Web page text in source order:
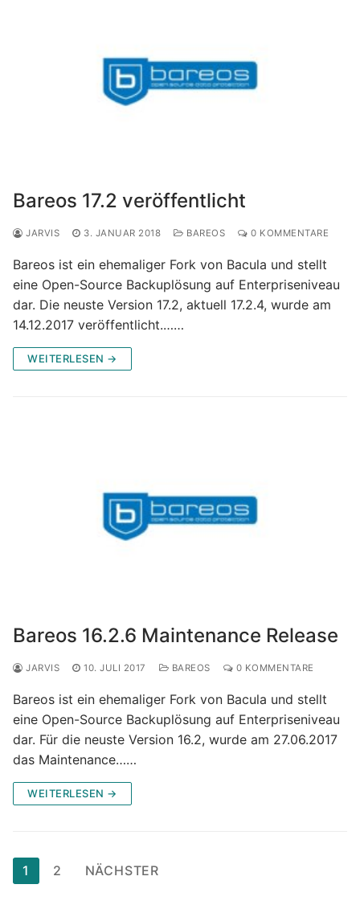
Bareos 17.2 veröffentlicht
JARVIS 3. JANUAR 2018 BAREOS 0 KOMMENTARE
Bareos ist ein ehemaliger Fork von Bacula und stellt
eine Open-Source Backuplösung auf Enterpriseniveau
dar. Die neuste Version 17.2, aktuell 17.2.4, wurde am
14.12.2017 veröffentlicht.……
WEITERLESEN →
Bareos 16.2.6 Maintenance Release
JARVIS 10. JULI 2017 BAREOS 0 KOMMENTARE
Bareos ist ein ehemaliger Fork von Bacula und stellt
eine Open-Source Backuplösung auf Enterpriseniveau
dar. Für die neuste Version 16.2, wurde am 27.06.2017
das Maintenance……
WEITERLESEN →
Seitennummerierung
der
1 2 NÄCHSTER